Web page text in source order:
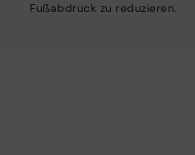
Fußabdruck zu reduzieren.